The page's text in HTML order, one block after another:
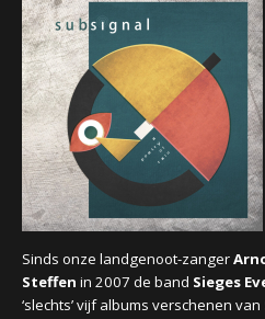
LINKS
Sinds onze landgenoot-zanger
Steffen in 2007 de band Sieges
‘slechts’ vijf albums verschenen van